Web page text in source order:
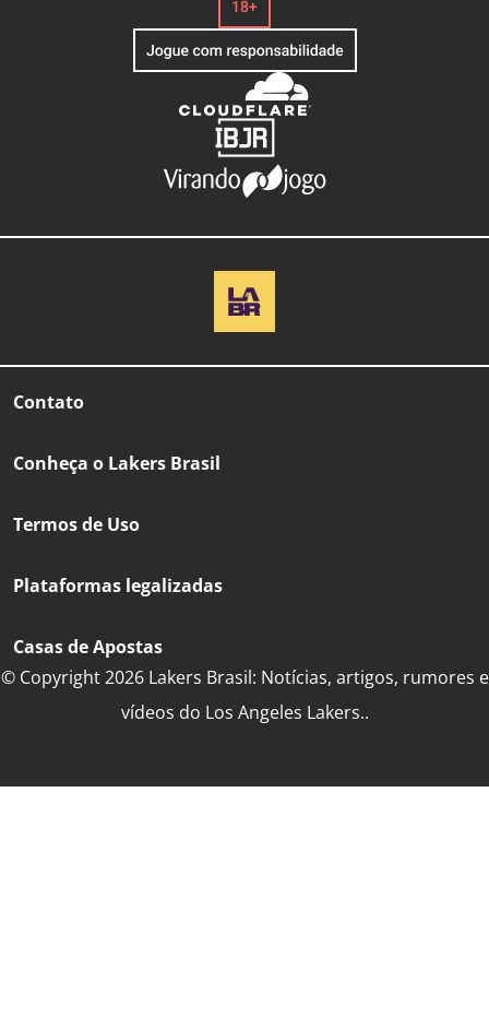
Contato
Conheça o Lakers Brasil
Termos de Uso
Plataformas legalizadas
Casas de Apostas
© Copyright 2026 Lakers Brasil: Notícias, artigos, rumores e
vídeos do Los Angeles Lakers..